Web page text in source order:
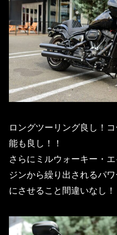
ロングツーリング良し！
能も良し！！
さらにミルウォーキー・
ジンから繰り出されるパ
にさせること間違いなし！